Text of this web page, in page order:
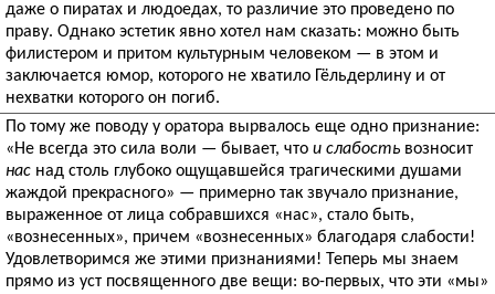
даже о пиратах и людоедах, то различие это проведено по
праву. Однако эстетик явно хотел нам сказать: можно быть
филистером и притом культурным человеком — в этом и
заключается юмор, которого не хватило Гёльдерлину и от
нехватки которого он погиб.
По тому же поводу у оратора вырвалось еще одно признание:
«Не всегда это сила воли — бывает, что и слабость возносит
нас над столь глубоко ощущавшейся трагическими душами
жаждой прекрасного» — примерно так звучало признание,
выраженное от лица собравшихся «нас», стало быть,
«вознесенных», причем «вознесенных» благодаря слабости!
Удовлетворимся же этими признаниями! Теперь мы знаем
прямо из уст посвященного две вещи: во-первых, что эти «мы»